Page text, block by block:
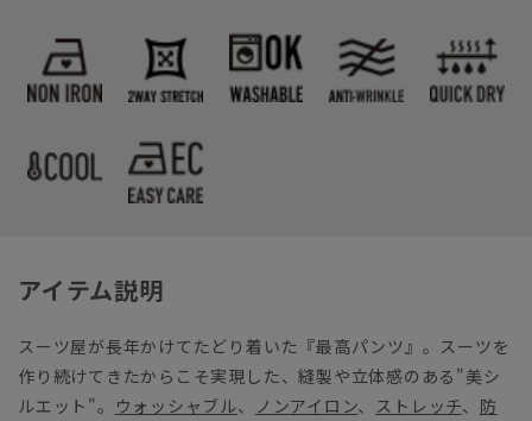
アイテム説明
スーツ屋が長年かけてたどり着いた『最高パンツ』。スーツを
作り続けてきたからこそ実現した、縫製や立体感のある"美シ
ルエット"。 ウォッシャブル、 ノンアイロン、 ストレッチ、 防